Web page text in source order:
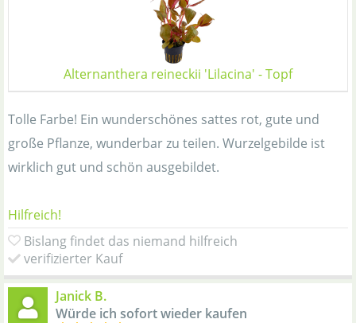
Alternanthera reineckii 'Lilacina' - Topf
Tolle Farbe! Ein wunderschönes sattes rot, gute und
große Pflanze, wunderbar zu teilen. Wurzelgebilde ist
wirklich gut und schön ausgebildet.
Hilfreich!
Bislang findet das niemand hilfreich
verifizierter Kauf
Janick B.
Würde ich sofort wieder kaufen